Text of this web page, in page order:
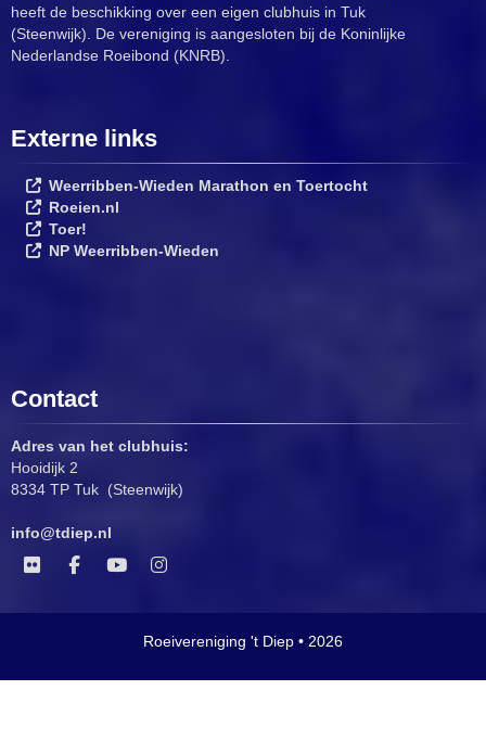
heeft de beschikking over een eigen clubhuis in Tuk
(Steenwijk). De vereniging is aangesloten bij de Koninlijke
Nederlandse Roeibond (KNRB).
Externe links
Weerribben-Wieden Marathon en Toertocht
Roeien.nl
Toer!
NP Weerribben-Wieden
Contact
Adres van het clubhuis:
Hooidijk 2
8334 TP Tuk (Steenwijk)
ofni@tdiep.nl
Roeivereniging 't Diep • 2026